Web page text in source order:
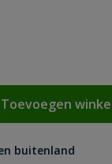
Toevoegen
buitenland